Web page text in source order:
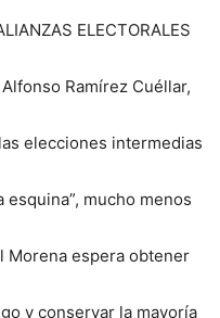
ELECTORALES
Ramírez Cuéllar,
elecciones intermedias
mucho menos
Morena espera obtener
y conservar la mayoría